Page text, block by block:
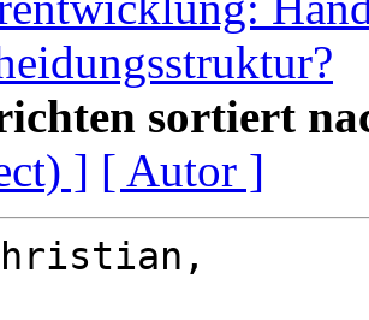
sortiert
] [ Autor ]